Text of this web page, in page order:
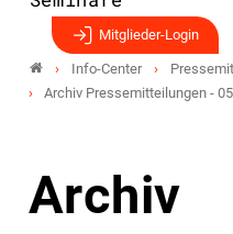
Mitglieder-Login
Info-Center
Archiv Pressemitteilungen -
Archiv